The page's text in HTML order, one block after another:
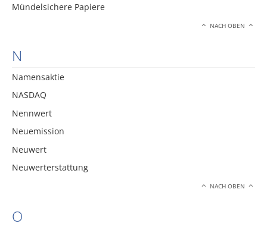
Mündelsichere Papiere
NACH OBEN
N
Namensaktie
NASDAQ
Nennwert
Neuemission
Neuwert
Neuwerterstattung
NACH OBEN
O